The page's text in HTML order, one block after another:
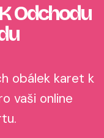
Odchodu
obálek karet k
vaši online